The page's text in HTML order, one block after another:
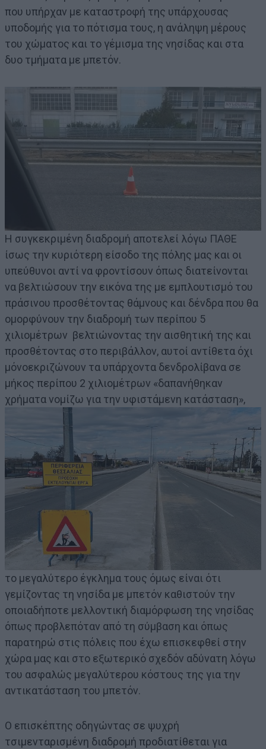
που υπήρχαν με καταστροφή της υπάρχουσας
υποδομής για το πότισμα τους, η ανάληψη μέρους
του χώματος και το γέμισμα της νησίδας και στα
δυο τμήματα με μπετόν.
Η συγκεκριμένη διαδρομή αποτελεί λόγω ΠΑΘΕ
ίσως την κυριότερη είσοδο της πόλης μας και οι
υπεύθυνοι αντί να φροντίσουν όπως διατείνονται
να βελτιώσουν την εικόνα της με εμπλουτισμό του
πράσινου προσθέτοντας θάμνους και δένδρα που θα
ομορφύνουν την διαδρομή των περίπου 5
χιλιομέτρων βελτιώνοντας την αισθητική της και
προσθέτοντας στο περιβάλλον, αυτοί αντίθετα όχι
μόνοεκριζώνουν τα υπάρχοντα δενδρολίβανα σε
μήκος περίπου 2 χιλιομέτρων «δαπανήθηκαν
χρήματα νομίζω για την υφιστάμενη κατάσταση»,
το μεγαλύτερο έγκλημα τους όμως είναι ότι
γεμίζοντας τη νησίδα με μπετόν καθιστούν την
οποιαδήποτε μελλοντική διαμόρφωση της νησίδας
όπως προβλεπόταν από τη σύμβαση και όπως
παρατηρώ στις πόλεις που έχω επισκεφθεί στην
χώρα μας και στο εξωτερικό σχεδόν αδύνατη λόγω
του ασφαλώς μεγαλύτερου κόστους της για την
αντικατάσταση του μπετόν.
Ο επισκέπτης οδηγώντας σε ψυχρή
τσιμενταρισμένη διαδρομή προδιατίθεται για